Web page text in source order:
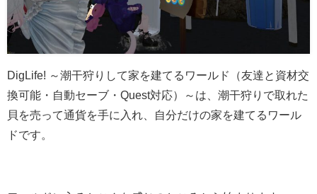
DigLifeǃ ～潮干狩りして家を建てるワールド（友達と資材交
換可能・自動セーブ・Quest対応）～は、潮干狩りで取れた
貝を売って通貨を手に入れ、自分だけの家を建てるワール
ドです。